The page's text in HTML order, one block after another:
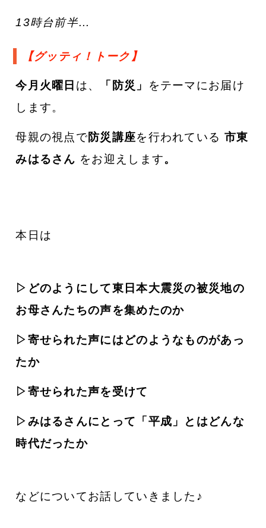
13時台前半…
【グッティ！トーク】
今月火曜日 は、 「防災」
をテーマにお届け
します。
母親の視点で防災講座を行われている 市東
みはるさん をお迎えします。
本日は
▷どのようにして東日本大震災の被災地の
お母さんたちの声を集めたのか
▷寄せられた声にはどのようなものがあっ
たか
▷寄せられた声を受けて
▷みはるさんにとって「平成」とはどんな
時代だったか
などについてお話していきました♪